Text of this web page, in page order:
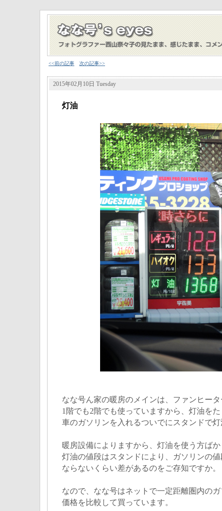
<<前の記事 次の記事>>
2015年02月10日 Tuesday
灯油
なな号ん家の暖房のメインは、ファンヒー
1階でも2階でも使っていますから、灯油を
車のガソリンを入れるついでにスタンドで
暖房設備によりますから、灯油を使う方ば
灯油の値段はスタンドにより、ガソリンの
ならないくらい差があるのをご存知ですか。
なので、なな号はネットで一定距離圏内の
価格を比較して買っています。